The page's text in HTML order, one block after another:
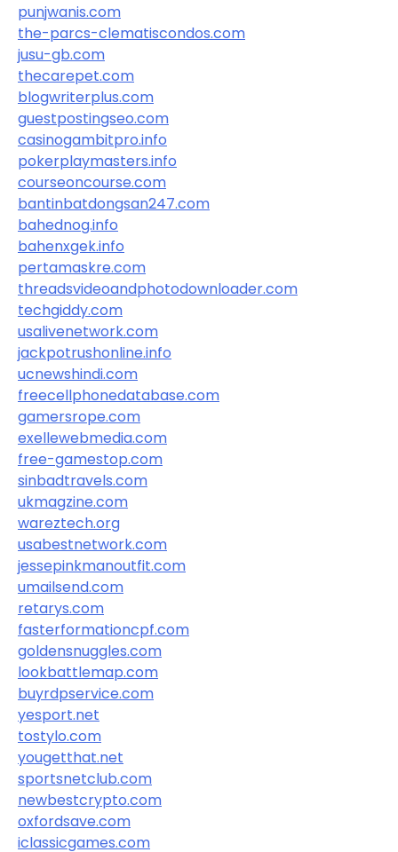
punjwanis.com
the-parcs-clematiscondos.com
jusu-gb.com
thecarepet.com
blogwriterplus.com
guestpostingseo.com
casinogambitpro.info
pokerplaymasters.info
courseoncourse.com
bantinbatdongsan247.com
bahednog.info
bahenxgek.info
pertamaskre.com
threadsvideoandphotodownloader.com
techgiddy.com
usalivenetwork.com
jackpotrushonline.info
ucnewshindi.com
freecellphonedatabase.com
gamersrope.com
exellewebmedia.com
free-gamestop.com
sinbadtravels.com
ukmagzine.com
wareztech.org
usabestnetwork.com
jessepinkmanoutfit.com
umailsend.com
retarys.com
fasterformationcpf.com
goldensnuggles.com
lookbattlemap.com
buyrdpservice.com
yesport.net
tostylo.com
yougetthat.net
sportsnetclub.com
newbestcrypto.com
oxfordsave.com
iclassicgames.com